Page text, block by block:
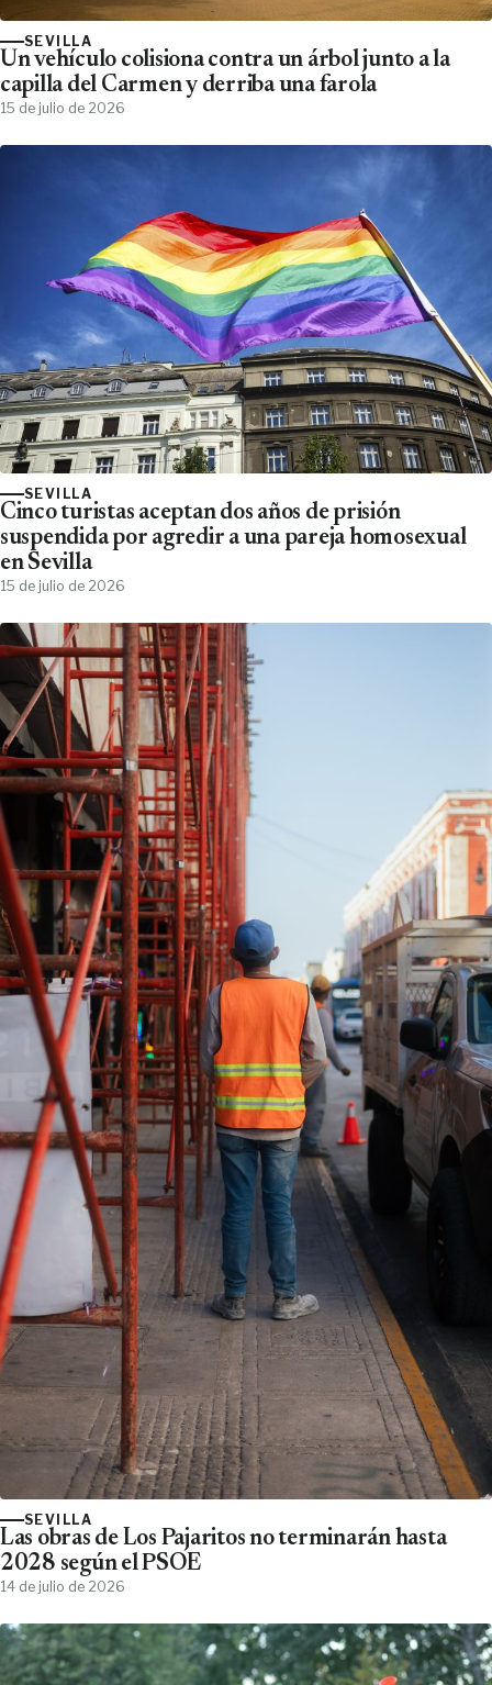
SEVILLA
Un vehículo colisiona contra un árbol junto a la
capilla del Carmen y derriba una farola
15 de julio de 2026
SEVILLA
Cinco turistas aceptan dos años de prisión
suspendida por agredir a una pareja homosexual
en Sevilla
15 de julio de 2026
SEVILLA
Las obras de Los Pajaritos no terminarán hasta
2028 según el PSOE
14 de julio de 2026